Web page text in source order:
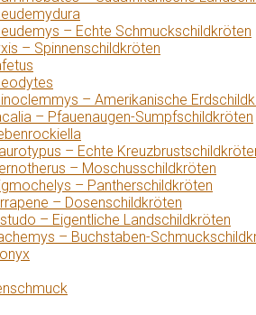
– Echte Schmuckschildkröten
– Spinnenschildkröten
– Amerikanische
– Pfauenaugen-Sumpfschildkröten
– Echte
– Moschusschildkröten
– Pantherschildkröten
– Dosenschildkröten
– Eigentliche Landschildkröten
– Buchstaben-